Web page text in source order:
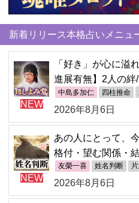
新着リリース本格占いメニュ
NEW
「好き」が心に溢
進展有無】2人の絆
中島多加仁 四柱推命
2026年8月6日
NEW
あの人にとって、
格付・望む関係・
友榮一喜 姓名判断
2026年8月6日